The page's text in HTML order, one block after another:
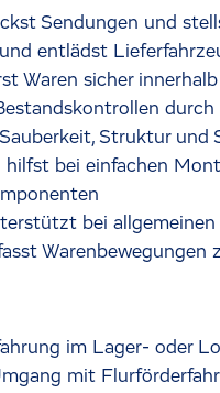
Sendungen und
entlädst
Waren sicher
Struktur und
hilfst bei einfachen
bei
Warenbewegungen
im Lager- oder
mit